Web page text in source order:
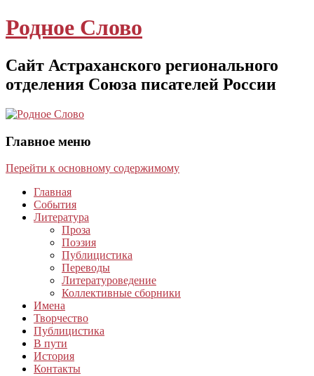
Родное Слово
Сайт Астраханского регионального
отделения Союза писателей России
Главное меню
Перейти к основному содержимому
Главная
События
Литература
Проза
Поэзия
Публицистика
Переводы
Литературоведение
Коллективные сборники
Имена
Творчество
Публицистика
В пути
История
Контакты